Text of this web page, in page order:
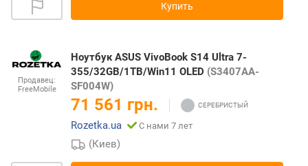
Купить
Продавец:
FreeMobile
Ноутбук ASUS VivoBook S14 Ultra 7-
355/32GB/1TB/Win11 OLED (S3407AA-
SF004W)
71 561 грн.
Rozetka.ua С нами 7 лет
(Киев)